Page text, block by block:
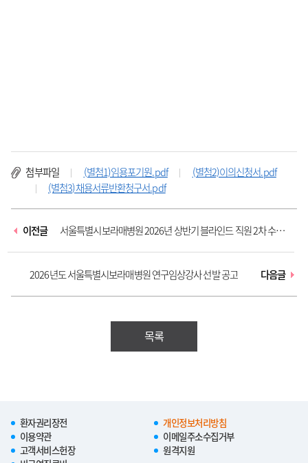
첨부파일 (별첨1)임용포기원.pdf
(별첨2)이의신청서.pdf
(별첨3)채용서류반환청구서.pdf
이전글
서울특별시보라매병원 2026년 상반기 블라인드 직원 2차 수시
채용(장애...
2026년도 서울특별시보라매병원 연구임상강사 선발 공고
다음글
목록
환자권리장전
개인정보처리방침
이용약관
이메일주소수집거부
고객서비스헌장
원격지원